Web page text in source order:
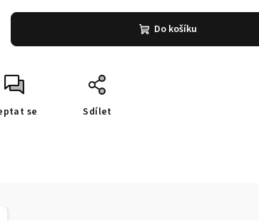
Do košíku
se Sdílet